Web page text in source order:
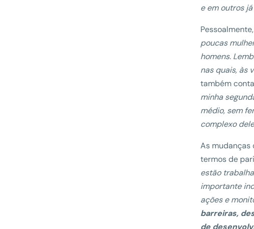
e em outros
poucas
homens.
nas quais, às
também
minha
médio, sem
complexo
As mudanças
termos de
estão
importante
ações e
barreiras,